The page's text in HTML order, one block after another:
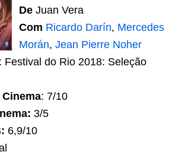
De Juan Vera
Com Ricardo Darín, Mercedes
Morán, Jean Pierre Noher
: Festival do Rio 2018: Seleção
: 7/10
3/5
6,9/10